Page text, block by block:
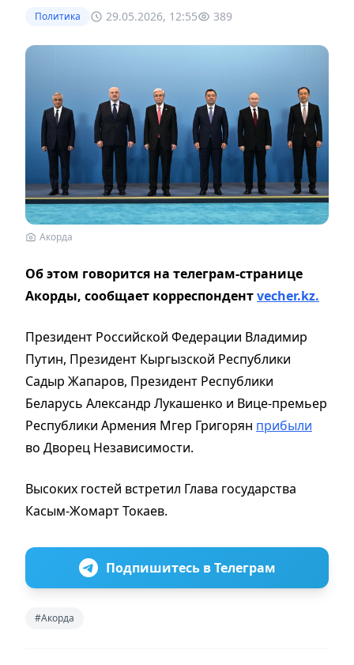
Политика 29.05.2026, 12:55 389
Акорда
Об этом говорится на телеграм-странице
Акорды, сообщает корреспондентvecher.kz.
Президент Российской Федерации Владимир
Путин, Президент Кыргызской Республики
Садыр Жапаров, Президент Республики
Беларусь Александр Лукашенко и Вице-премьер
Республики Армения Мгер Григорян прибыли
во Дворец Независимости.
Высоких гостей встретил Глава государства
Касым-Жомарт Токаев.
Подпишитесь в Телеграм
#Акорда